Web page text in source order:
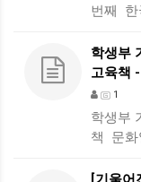
번째 한
학생부
고육책
1
학생부
책 문화